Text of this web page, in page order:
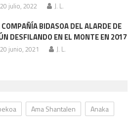
20 julio, 2022 J. L.
BIDASOA DEL ALARDE DE
DESFILANDO EN EL MONTE EN 2017
20 junio, 2021 J. L.
Ama Shantalen
Anaka